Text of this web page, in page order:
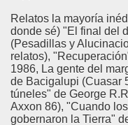
Relatos la mayoría
donde sé) "El final del
(Pesadillas y
relatos),
1986, La gente del
de Bacigalupi (Cuasar
túneles" de George
Axxon 86), "Cuando
gobernaron la Tierra"